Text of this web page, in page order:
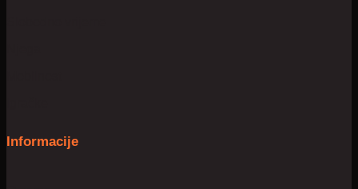
Informacije